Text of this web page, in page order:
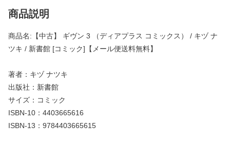
商品説明
商品名:【中古】 ギヴン 3 （ディアプラス コミックス） / キヅ ナ
ツキ / 新書館 [コミック]【メール便送料無料】
著者：キヅ ナツキ
出版社：新書館
サイズ：コミック
ISBN-10：4403665616
ISBN-13：9784403665615